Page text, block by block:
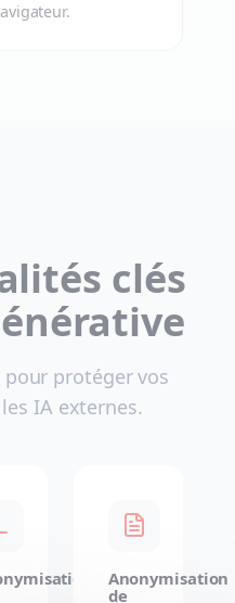
clés
protéger vos
IA externes.
Anonymisation
de